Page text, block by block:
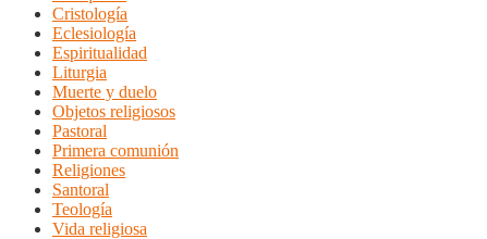
Cristología
Eclesiología
Espiritualidad
Liturgia
Muerte y duelo
Objetos religiosos
Pastoral
Primera comunión
Religiones
Santoral
Teología
Vida religiosa